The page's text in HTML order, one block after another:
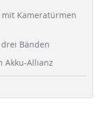
Kameratürmen
Bänden
Akku-Allianz